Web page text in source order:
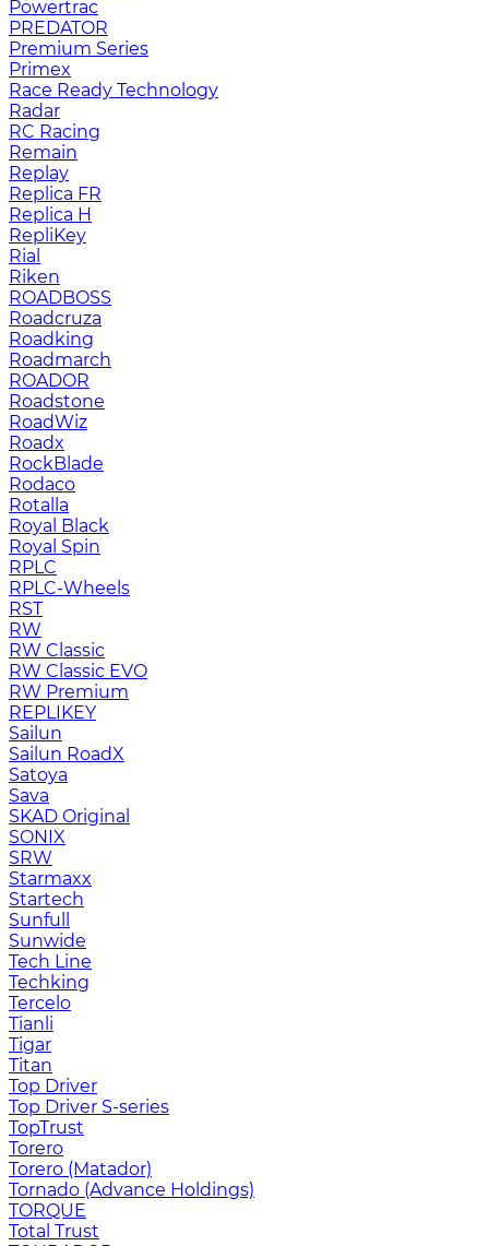
Powertrac
PREDATOR
Premium Series
Primex
Race Ready Technology
Radar
RC Racing
Remain
Replay
Replica FR
Replica H
RepliKey
Rial
Riken
ROADBOSS
Roadcruza
Roadking
Roadmarch
ROADOR
Roadstone
RoadWiz
Roadx
RockBlade
Rodaco
Rotalla
Royal Black
Royal Spin
RPLC
RPLC-Wheels
RST
RW
RW Classic
RW Classic EVO
RW Premium
RЕPLIKEY
Sailun
Sailun RoadX
Satoya
Sava
SKAD Original
SONIX
SRW
Starmaxx
Startech
Sunfull
Sunwide
Tech Line
Techking
Tercelo
Tianli
Tigar
Titan
Top Driver
Top Driver S-series
TopTrust
Torero
Torero (Matador)
Tornado (Advance Holdings)
TORQUE
Total Trust